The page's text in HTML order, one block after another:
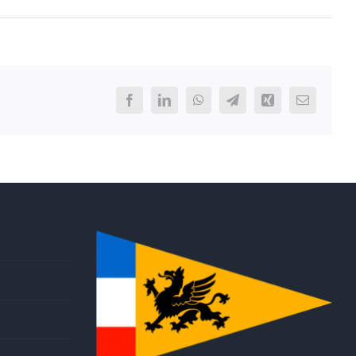
FacebookLinkedInWhatsAppTelegramXing
E-